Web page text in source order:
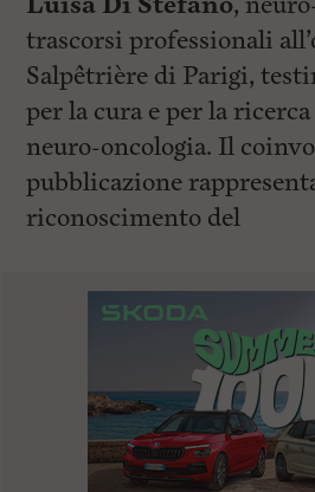
trascorsi professionali
Salpêtrière di Parigi,
per la cura e per la
neuro-oncologia. Il
pubblicazione
riconoscimento del